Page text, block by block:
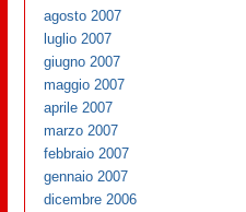
agosto 2007
luglio 2007
giugno 2007
maggio 2007
aprile 2007
marzo 2007
febbraio 2007
gennaio 2007
dicembre 2006